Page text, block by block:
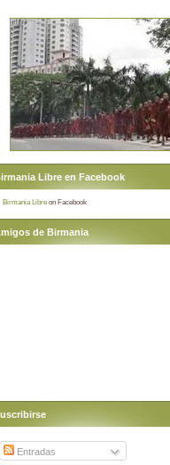
Libre en Facebook
Birmania Libre on Facebook
de Birmania
Entradas